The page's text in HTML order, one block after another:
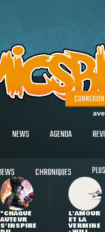
CONNEXION
NEWS AGENDA
CHRONIQUES PLUS
"CHAQUE
AUTEUR
S'INSPIRE
L'AMOUR
ET LA
VERMINE